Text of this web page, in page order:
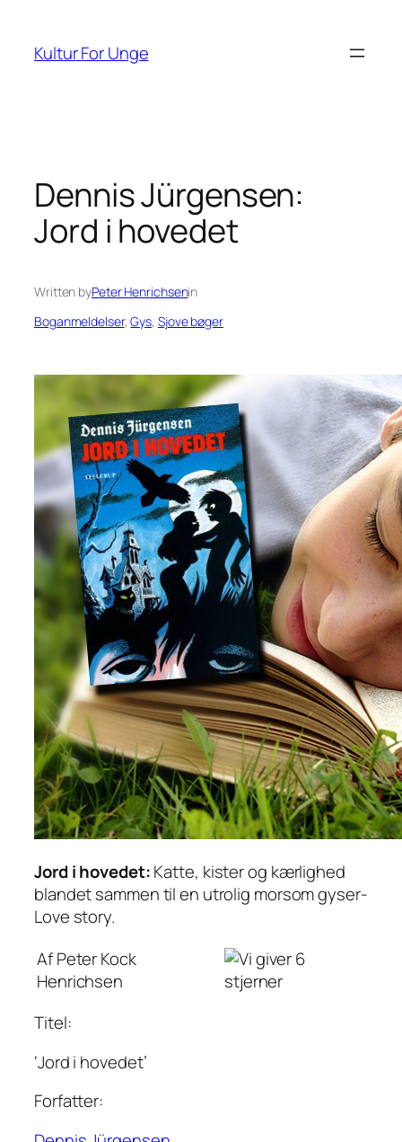
indhold
Kultur For Unge
Dennis Jürgensen:
Jord i hovedet
Written byPeter Henrichsenin
Boganmeldelser, Gys, Sjove bøger
Jord i hovedet:Katte, kister og kærlighed
blandet sammen til en utrolig morsom gyser-
Love story.
Af Peter Kock
Henrichsen
Titel:
‘Jord i hovedet’
Forfatter: